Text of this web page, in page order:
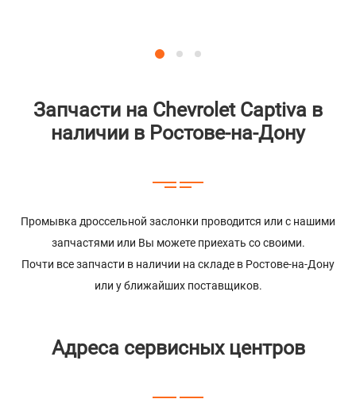
Запчасти на Chevrolet Captiva в
наличии в Ростове-на-Дону
Промывка дроссельной заслонки проводится или с нашими
запчастями или Вы можете приехать со своими.
Почти все запчасти в наличии на складе в Ростове-на-Дону
или у ближайших поставщиков.
Адреса сервисных центров